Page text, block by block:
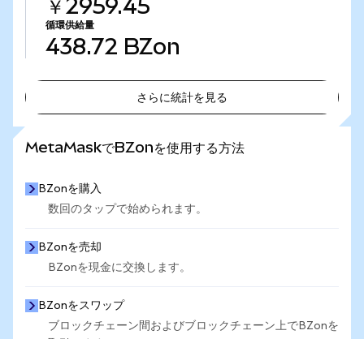
￥2959.45
循環供給量
438.72 BZon
さらに統計を見る
MetaMaskでBZonを使用する方法
BZonを購入
数回のタップで始められます。
BZonを売却
BZonを現金に交換します。
BZonをスワップ
ブロックチェーン間およびブロックチェーン上でBZonを